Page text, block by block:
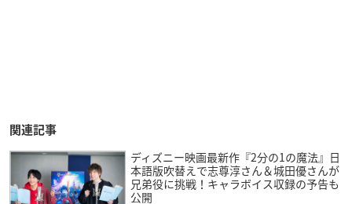
関連記事
ディズニー映画最新作『2分の1の魔法』日
本語版吹替えで志尊淳さん＆城田優さんが
兄弟役に挑戦！キャラボイス収録の予告も
公開